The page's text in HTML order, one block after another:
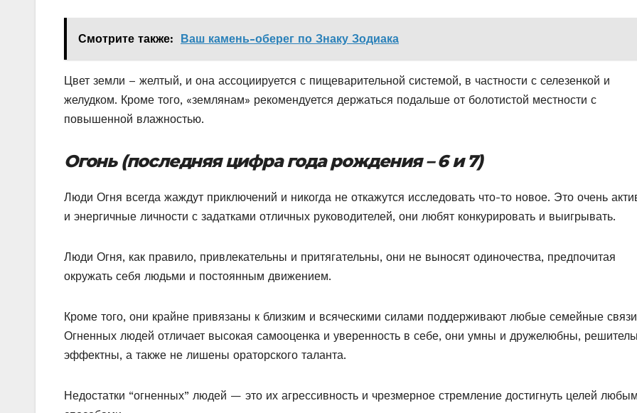
Смотрите также: Ваш камень-оберег по Знаку Зодиака
Цвет земли – желтый, и она ассоциируется с пищеварительной системой, в частности с селезенкой и
желудком. Кроме того, «землянам» рекомендуется держаться подальше от болотистой местности с
повышенной влажностью.
Огонь (последняя цифра года рождения – 6 и 7)
Люди Огня всегда жаждут приключений и никогда не откажутся исследовать что-то новое. Это очень
и энергичные личности с задатками отличных руководителей, они любят конкурировать и выигрывать.
Люди Огня, как правило, привлекательны и притягательны, они не выносят одиночества, предпочитая
окружать себя людьми и постоянным движением.
Кроме того, они крайне привязаны к близким и всяческими силами поддерживают любые семейные
Огненных людей отличает высокая самооценка и уверенность в себе, они умны и дружелюбны,
эффектны, а также не лишены ораторского таланта.
Недостатки “огненных” людей — это их агрессивность и чрезмерное стремление достигнуть целей